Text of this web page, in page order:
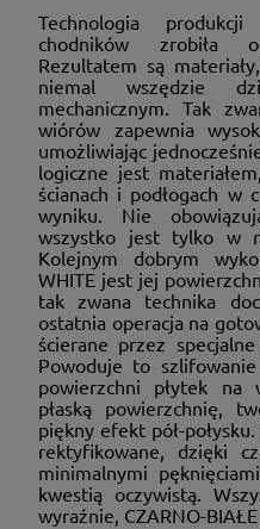
Technologia
chodników zrobiła
Rezultatem są
niemal wszędzie
mechanicznym. Tak
wiórów zapewnia
umożliwiając
logiczne jest
ścianach i podłogach w
wyniku. Nie
wszystko jest tylko w
Kolejnym dobrym
WHITE jest jej
tak zwana technika
ostatnia operacja na
ścierane przez
Powoduje to
powierzchni płytek na
płaską powierzchnię,
piękny efekt pół-
rektyfikowane, dzięki
minimalnymi
kwestią oczywistą.
wyraźnie, CZARNO-